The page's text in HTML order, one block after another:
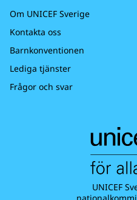
Om UNICEF Sverige
Kontakta oss
Barnkonventionen
Lediga tjänster
Frågor och svar
UNICEF